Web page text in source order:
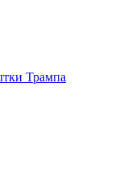
Трампа